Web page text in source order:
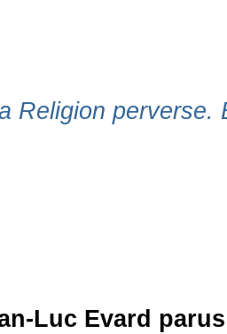
Religion perverse.
Luc Evard